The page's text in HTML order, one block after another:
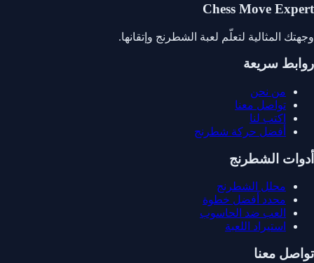
Chess Move Expert
وجهتك المثالية لتعلّم لعبة الشطرنج وإتقانها.
روابط سريعة
من نحن
تواصل معنا
اكتب لنا
أفضل حركة شطرنج
أدوات الشطرنج
محلل الشطرنج
محدد أفضل خطوة
العب ضد الحاسوب
استيراد اللعبة
تواصل معنا